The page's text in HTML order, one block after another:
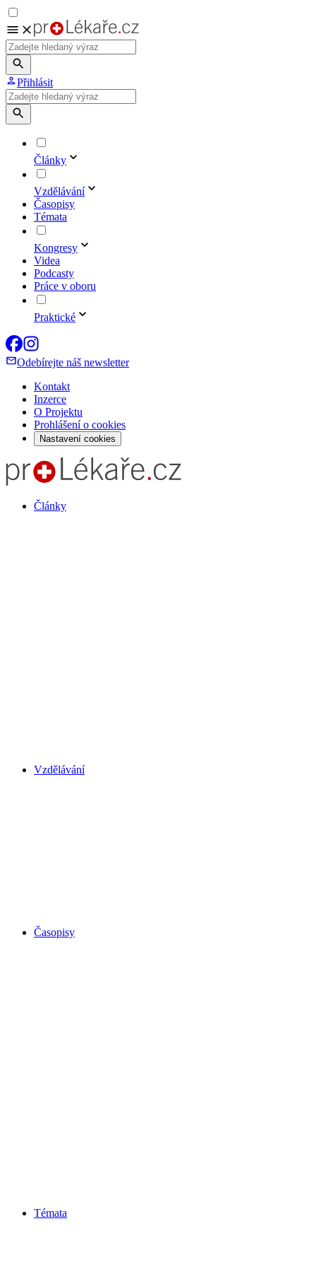
Přihlásit
Články
Vzdělávání
Časopisy
Témata
Kongresy
Videa
Podcasty
Práce v oboru
Praktické
Odebírejte náš newsletter
Kontakt
Inzerce
O Projektu
Prohlášení o cookies
Nastavení cookies
Články
Vzdělávání
Časopisy
Témata